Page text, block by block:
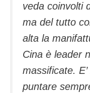
veda coinvolti
ma del tutto
alta la
Cina è leader
massificate.
puntare